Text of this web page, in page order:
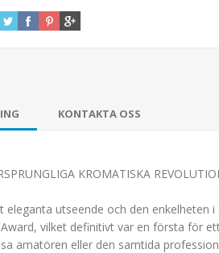
KONTAKTA OSS
KROMATISKA
eleganta utseende och den enkelheten
vilket definitivt var en första för
amatören eller den samtida